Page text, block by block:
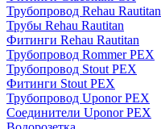
Трубопровод Rehau Rautitan
Трубы Rehau Rautitan
Фитинги Rehau Rautitan
Трубопровод Rommer PEX
Трубопровод Stout PEX
Фитинги Stout PEX
Трубопровод Uponor PEX
Соединители Uponor PEX